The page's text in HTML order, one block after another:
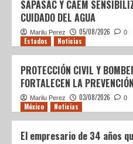
SAPASAC Y CAEM
CUIDADO DEL AGUA
Marilu Perez 05/08/2026 0
Estados Noticias
PROTECCIÓN CIVIL Y
FORTALECEN LA
Marilu Perez 03/08/2026 0
México Noticias
El empresario de 34 años